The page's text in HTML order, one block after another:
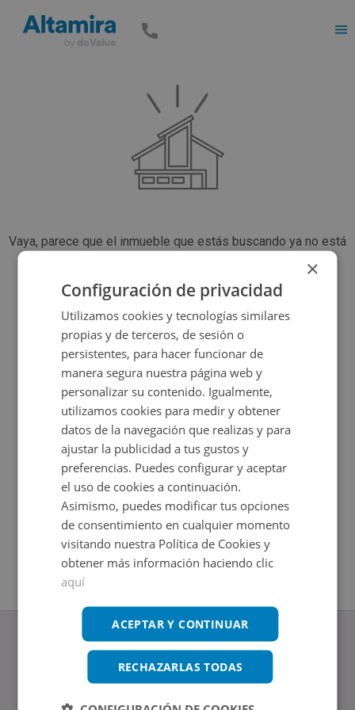
Vaya, parece que el inmueble que estás buscando ya no está
Volver a buscar
Cl Elche S/n, 03690 San Vicente Raspeig - Alicante
Impuestos no incluidos
m
×
Configuración de privacidad
Utilizamos cookies y tecnologías similares
propias y de terceros, de sesión o
persistentes, para hacer funcionar de
manera segura nuestra página web y
personalizar su contenido. Igualmente,
utilizamos cookies para medir y obtener
datos de la navegación que realizas y para
ajustar la publicidad a tus gustos y
preferencias. Puedes configurar y aceptar
el uso de cookies a continuación.
Asimismo, puedes modificar tus opciones
de consentimiento en cualquier momento
visitando nuestra Política de Cookies y
obtener más información haciendo clic
aquí
ACEPTAR Y CONTINUAR
RECHAZARLAS TODAS